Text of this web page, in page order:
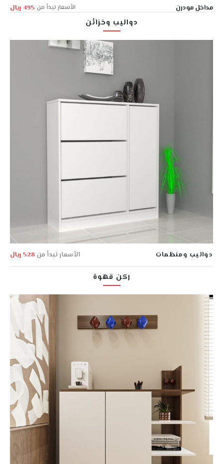
495 ريال الأسعار تبدأ من مداخل مودرن
دواليب وخزائن
528 ريال الأسعار تبدأ من دواليب ومنظمات
ركن قهوة